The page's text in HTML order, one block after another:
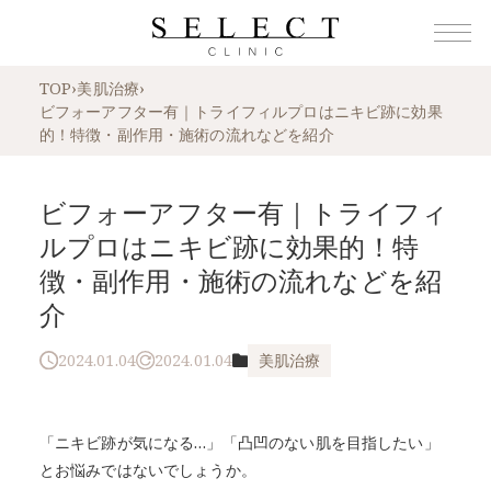
TOP›美肌治療›
ビフォーアフター有｜トライフィルプロはニキビ跡に効果
的！特徴・副作用・施術の流れなどを紹介
ビフォーアフター有｜トライフィ
ルプロはニキビ跡に効果的！特
徴・副作用・施術の流れなどを紹
介
2024.01.04 2024.01.04 美肌治療
「ニキビ跡が気になる…」「凸凹のない肌を目指したい」
とお悩みではないでしょうか。